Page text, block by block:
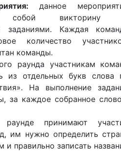
данное
собой викторину
заданиями. Каждая
количество
команды.
раунда участникам
из отдельных букв слова
На выполнение
за каждое собранное
принимают
им нужно определить
и правильно записать